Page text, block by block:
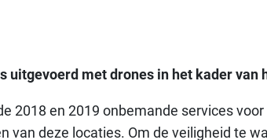
met drones in het kader van
2018 en 2019 onbemande services
van deze locaties. Om de veiligheid te